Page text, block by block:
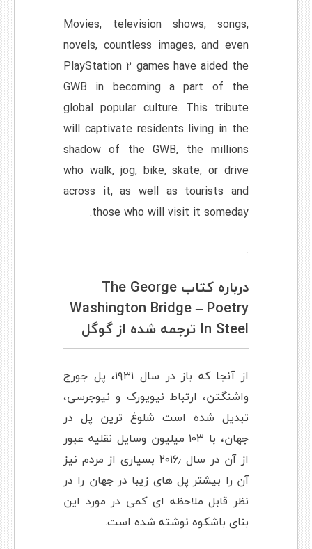
Movies, television shows, songs,
novels, countless images, and even
PlayStation 2 games have aided the
GWB in becoming a part of the
global popular culture. This tribute
will captivate residents living in the
shadow of the GWB, the millions
who walk, jog, bike, skate, or drive
across it, as well as tourists and
those who will visit it someday.
.
درباره کتاب The George
Washington Bridge – Poetry
In Steel ترجمه شده از گوگل
از آنجا که باز در سال ۱۹۳۱، پل جورج
واشنگتن، ارتباط نیویورک و نیوجرسی،
تبدیل شده است شلوغ ترین پل در
جهان، با ۱۰۳ میلیون وسایل نقلیه عبور
از آن در سال ۲۰۱۶٫ بسیاری از مردم نیز
آن را بیشتر پل های زیبا در جهان را در
نظر قابل ملاحظه ای کمی در مورد این
بنای باشکوه نوشته شده است.